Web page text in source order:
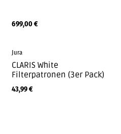
699,00€
Jura
CLARIS White
Filterpatronen (3er Pack)
43,99€